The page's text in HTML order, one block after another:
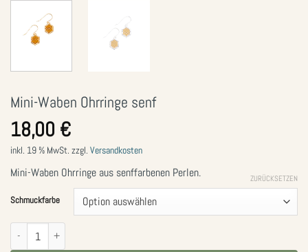
Mini-Waben Ohrringe senf
18,00 €
inkl. 19 % MwSt. zzgl. Versandkosten
Mini-Waben Ohrringe aus senffarbenen Perlen.
Schmuckfarbe
ZURÜCKSETZEN
Mini-Waben Ohrringe senf Menge